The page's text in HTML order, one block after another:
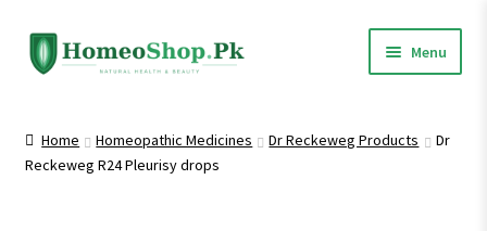
Skip
to
Skip
to
Menu
Shop All
Home Homeopathic Medicines Dr Reckeweg Products
Dr
Reckeweg R24 Pleurisy drops